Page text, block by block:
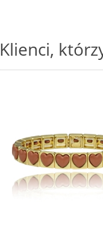
Klienci,